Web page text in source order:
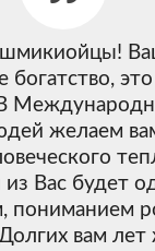
богатство,
желаем вам
Вас будет
пониманием
вам лет